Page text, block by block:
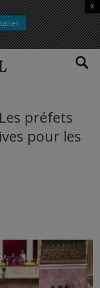
x
préfets
pour les